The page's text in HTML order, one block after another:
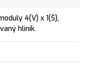
4(V) x 1(Š),
hliník.